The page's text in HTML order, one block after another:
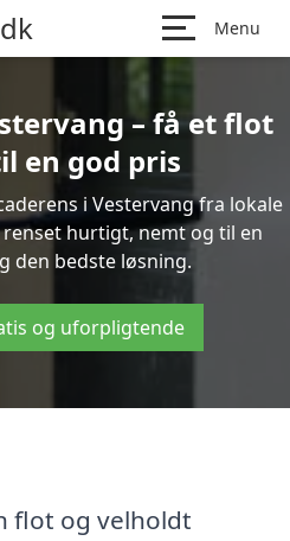
Menu
– få et flot
en god pris
i Vestervang fra lokale
renset hurtigt, nemt og til en
den bedste løsning.
og uforpligtende
flot og velholdt